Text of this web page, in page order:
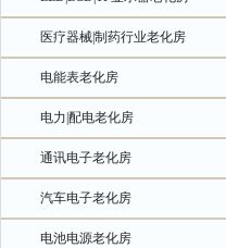
医疗器械|制药行业老化房
电能表老化房
电力|配电老化房
通讯电子老化房
汽车电子老化房
电池电源老化房